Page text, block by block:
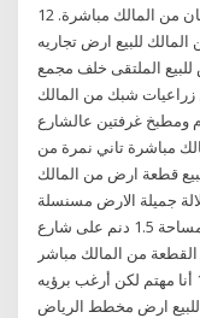
للبيع ارض تجاريه
الملتقى مربع 17. أرض للبيع الملتقى خلف مجمع
زراعيات شبك من المالك
وحمام ومطبخ غرفتين عالشارع
مباشرة تاني نمرة من
قطعة ارض من المالك
جميلة الارض مسنسلة
ومشجرة حديثا بمختلف انواع الاشجار المثمرة بمساحة 1.5 دنم على شارع
من المالك مباشر
،ارض للبيع مادبا 0780381336 2020-12-19 أنا مهتم لكن أرغب برؤيه
ارض مخطط الرياض